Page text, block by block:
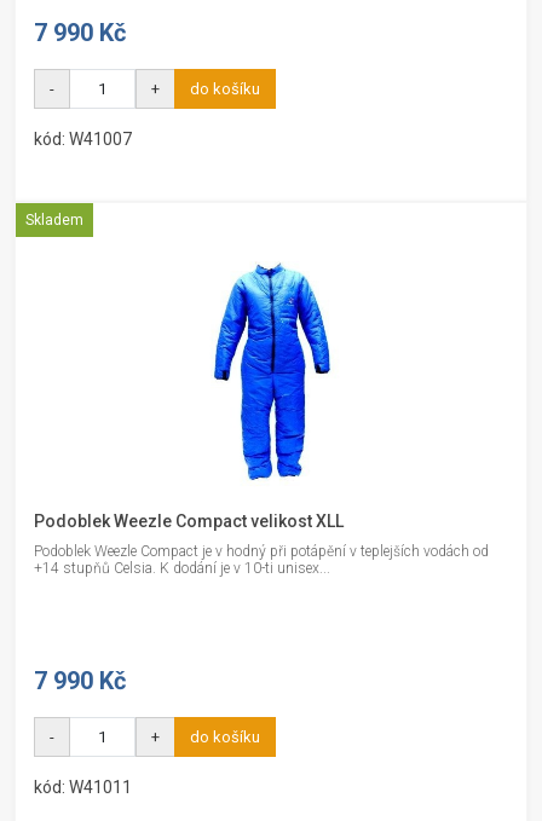
7 990 Kč
- + do košíku
kód: W41007
Skladem
Podoblek Weezle Compact velikost XLL
Podoblek Weezle Compact je v hodný při potápění v teplejších vodách od
+14 stupňů Celsia. K dodání je v 10-ti unisex...
7 990 Kč
- + do košíku
kód: W41011